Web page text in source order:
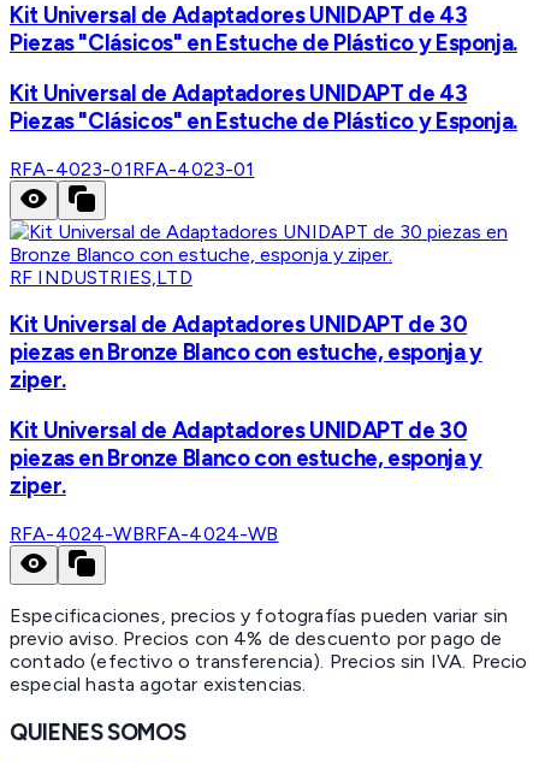
Kit Universal de Adaptadores UNIDAPT de 43
Piezas "Clásicos" en Estuche de Plástico y Esponja.
Kit Universal de Adaptadores UNIDAPT de 43
Piezas "Clásicos" en Estuche de Plástico y Esponja.
RFA-4023-01RFA-4023-01
RF INDUSTRIES,LTD
Kit Universal de Adaptadores UNIDAPT de 30
piezas en Bronze Blanco con estuche, esponja y
ziper.
Kit Universal de Adaptadores UNIDAPT de 30
piezas en Bronze Blanco con estuche, esponja y
ziper.
RFA-4024-WBRFA-4024-WB
Especificaciones, precios y fotografías pueden variar sin
previo aviso. Precios con 4% de descuento por pago de
contado (efectivo o transferencia). Precios sin IVA. Precio
especial hasta agotar existencias.
QUIENES SOMOS